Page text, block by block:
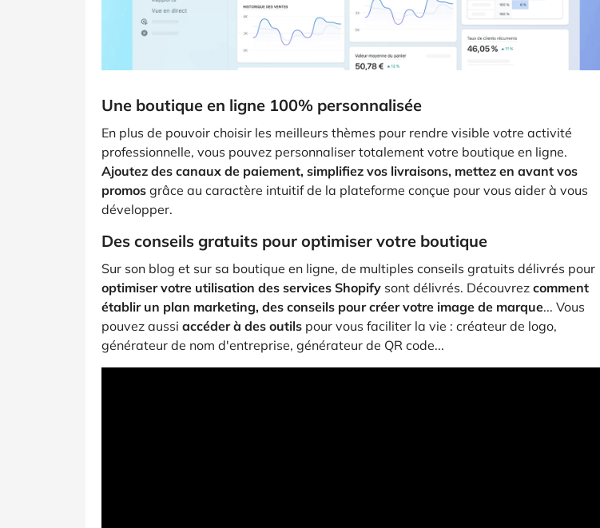
Une boutique en ligne 100% personnalisée
En plus de pouvoir choisir les meilleurs thèmes pour rendre visible votre activité
professionnelle, vous pouvez personnaliser totalement votre boutique en ligne.
Ajoutez des canaux de paiement, simplifiez vos livraisons, mettez en avant vos
promos grâce au caractère intuitif de la plateforme conçue pour vous aider à vous
développer.
Des conseils gratuits pour optimiser votre boutique
Sur son blog et sur sa boutique en ligne, de multiples conseils gratuits délivrés pour
optimiser votre utilisation des services Shopify sont délivrés. Découvrez comment
établir un plan marketing, des conseils pour créer votre image de marque... Vous
pouvez aussi accéder à des outils pour vous faciliter la vie : créateur de logo,
générateur de nom d'entreprise, générateur de QR code...